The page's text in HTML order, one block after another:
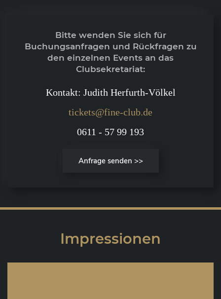
Bitte wenden Sie sich für
Buchungsanfragen und Rückfragen zu
den einzelnen Events an das
Clubsekretariat:
Kontakt: Judith Herfurth-Völkel
tickets@fine-club.de
0611 - 57 99 193
Anfrage senden >>
Impressionen